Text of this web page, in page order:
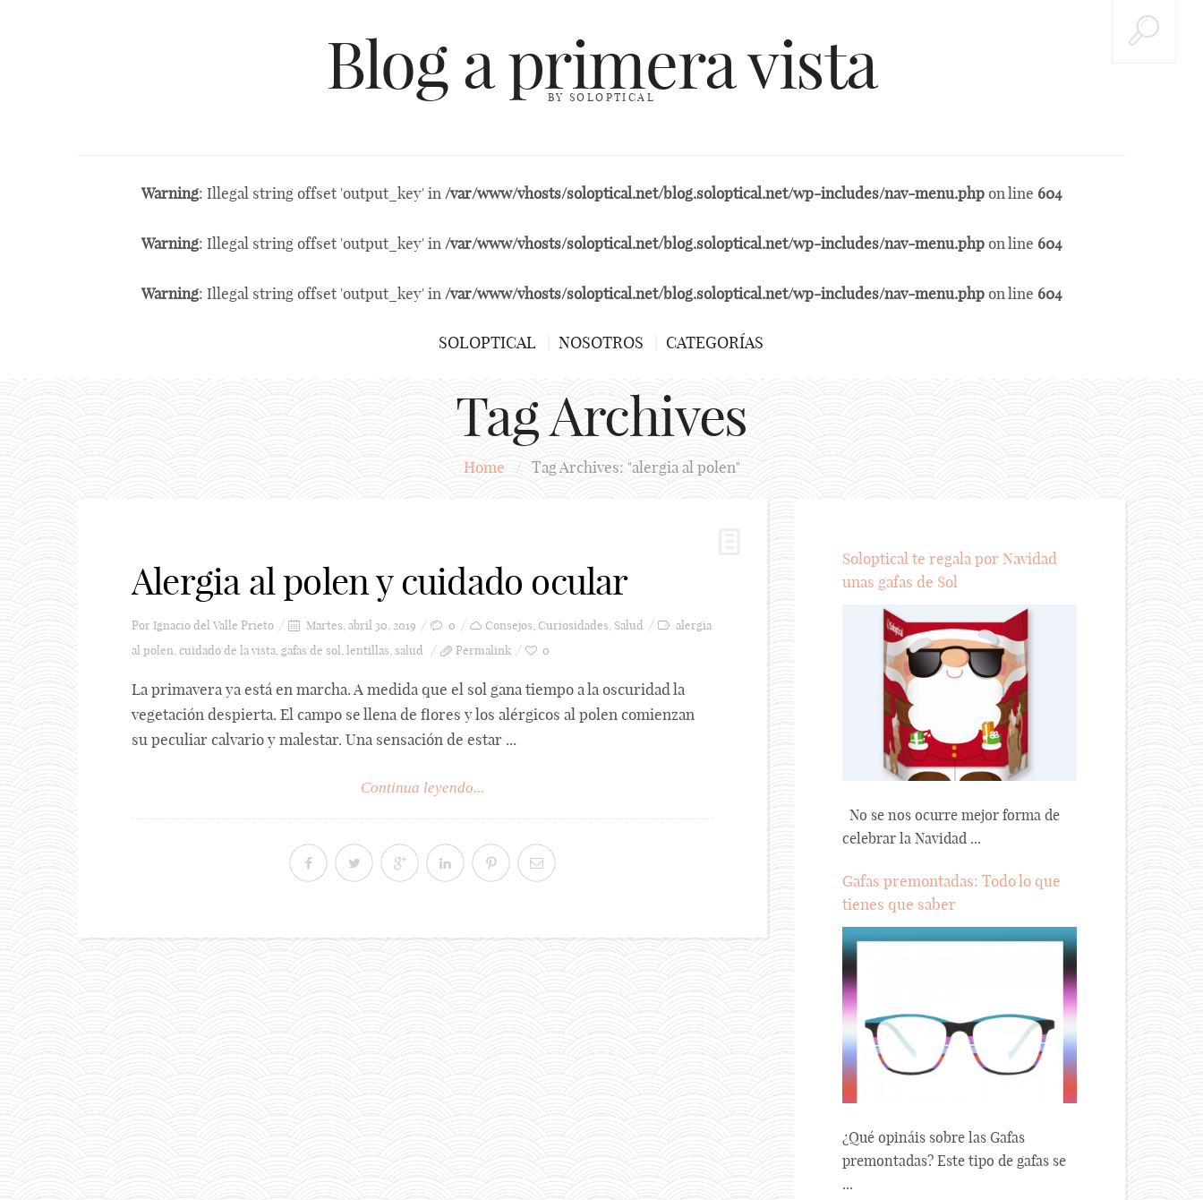
Blog a primera vista
BY SOLOPTICAL
Warning: Illegal string offset 'output_key' in /var/www/vhosts/soloptical.net/blog.soloptical.net/wp-includes/nav-menu.phpon line 604
Warning: Illegal string offset 'output_key' in /var/www/vhosts/soloptical.net/blog.soloptical.net/wp-includes/nav-menu.phpon line 604
Warning: Illegal string offset 'output_key' in /var/www/vhosts/soloptical.net/blog.soloptical.net/wp-includes/nav-menu.phpon line 604
SOLOPTICAL NOSOTROS CATEGORÍAS
Tag Archives
Home / Tag Archives: "alergia al polen"
Alergia al polen y cuidado ocular
PorIgnacio del Valle Prieto Martes, abril 30, 2019 0 Consejos Curiosidades Salud
alergia
al polen cuidado de la vista gafas de sol lentillas salud Permalink 0
La primavera ya está en marcha. A medida que el sol gana tiempo a la oscuridad la
vegetación despierta. El campo se llena de flores y los alérgicos al polen comienzan
su peculiar calvario y malestar. Una sensación de estar ...
Continua leyendo...
Soloptical te regala por Navidad
unas gafas de Sol
No se nos ocurre mejor forma de
celebrar la Navidad ...
Gafas premontadas: Todo lo que
tienes que saber
¿Qué opináis sobre las Gafas
premontadas? Este tipo de gafas se
...